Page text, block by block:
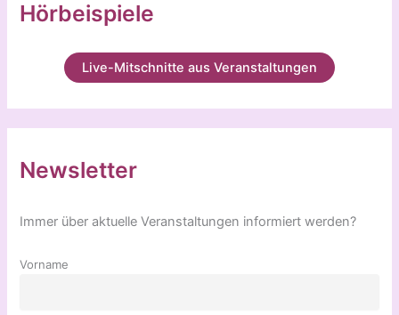
Hörbeispiele
Live-Mitschnitte aus Veranstaltungen
Newsletter
Immer über aktuelle Veranstaltungen informiert werden?
Vorname